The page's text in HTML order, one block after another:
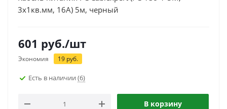
3x1кв.мм, 16A) 5м, черный
601 руб./шт
Экономия 19 руб.
Есть в наличии (6)
В корзину